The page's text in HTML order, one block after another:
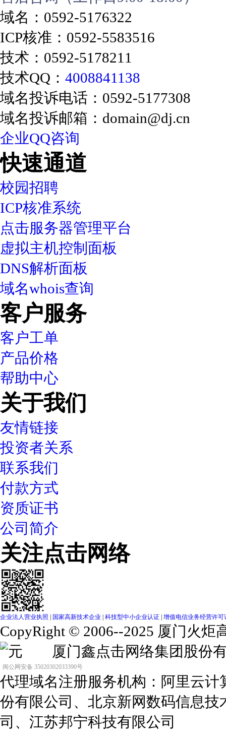
域名：0592-5176322
ICP核准：0592-5583516
技术：0592-5178211
技术QQ： 4008841138
域名投诉电话：0592-5177308
域名投诉邮箱：domain@dj.cn
企业QQ咨询
快速通道
校园招聘
ICP核准系统
点击服务器管理平台
虚拟主机控制面板
DNS解析面板
域名whois查询
客户服务
客户工单
产品价格
帮助中心
关于我们
友情链接
投资者关系
联系我们
付款方式
资质证书
公司简介
关注点击网络
企业法人营业执照 国家高新技术企业 科技型中小企业认证 增值电信业务经营许可
CopyRight © 2006--2025 厦门火
元 厦门鑫点击网络集团股
闽公网安备 35020302033390号
代理域名注册服务机构：阿里云
份有限公司、北京新网数码信息
司、江苏邦宁科技有限公司